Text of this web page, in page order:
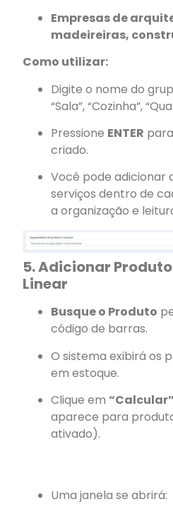
Empresas de
madeireiras,
Como utilizar:
Digite o nome do
“Sala”, “Cozinha”,
Pressione ENTER
criado.
Você pode adicionar
serviços dentro de
a organização e
5. Adicionar
Linear
Busque o Produto
código de barras.
O sistema exibirá os
em estoque.
Clique em “Calcular”
aparece para
ativado).
Uma janela se abrirá: